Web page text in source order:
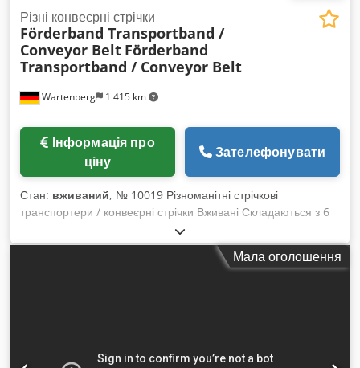
Wartenberg 1 415 km
Різні конвеєрні стрічки
Förderband Transportband /
Conveyor Belt Förderband
Transportband / Conveyor Belt
ціну
Зателефонувати
Стан: вживаний, № 10019 Різноманітні стрічкові
транспортери / конвеєрні стрічки Вживані Складаються з 6
позицій: Поз. 1: Синій транспортер, приблизно 8000 x 800
мм (Д x Ш), використовувався для сміття Поз. 2: Оранжевий
транспортер, приблизно 12000 x 1200 мм (Д x Ш), майже
двигуна та редуктора Поз. 6: Синій транспортер Westeria,
Мала оголошення